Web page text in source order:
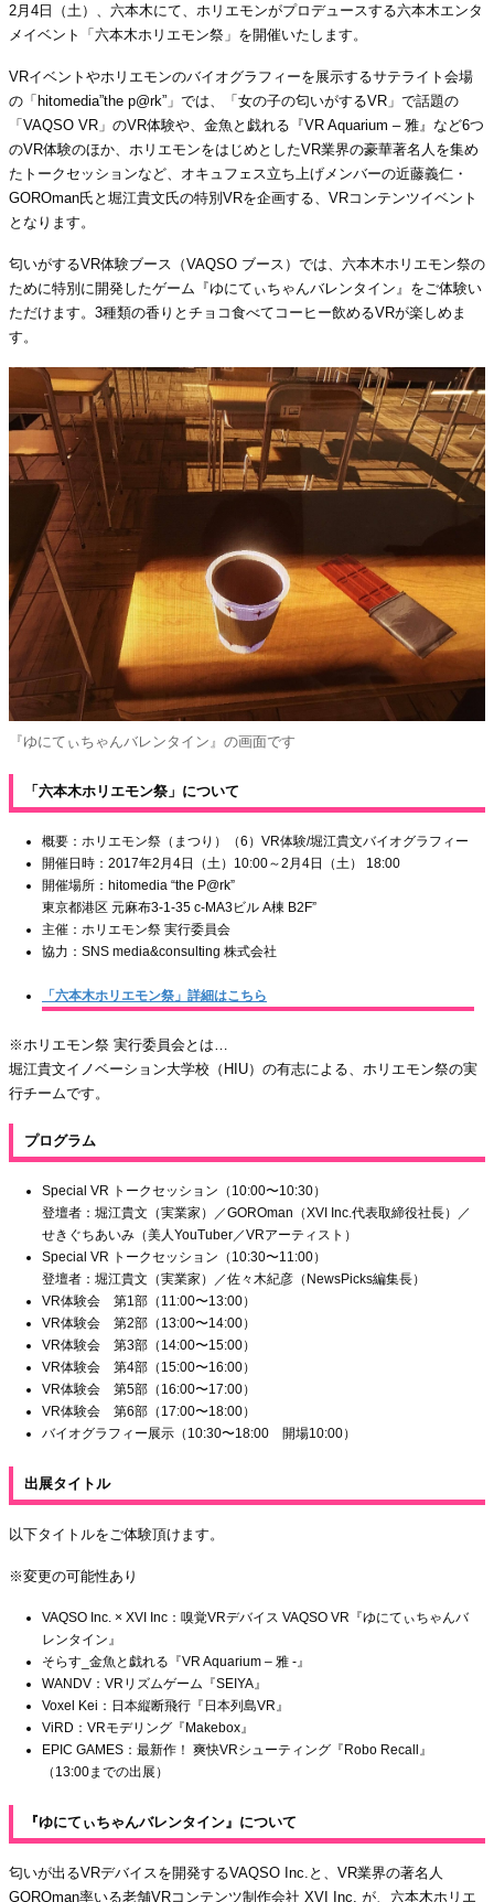
2月4日（土）、六本木にて、ホリエモンがプロデュースする六本木エンタ
メイベント「六本木ホリエモン祭」を開催いたします。
VRイベントやホリエモンのバイオグラフィーを展示するサテライト会場
の「hitomedia”the p@rk”」では、「女の子の匂いがするVR」で話題の
「VAQSO VR」のVR体験や、金魚と戯れる『VR Aquarium – 雅』など6つ
のVR体験のほか、ホリエモンをはじめとしたVR業界の豪華著名人を集め
たトークセッションなど、オキュフェス立ち上げメンバーの近藤義仁・
GOROman氏と堀江貴文氏の特別VRを企画する、VRコンテンツイベント
となります。
匂いがするVR体験ブース（VAQSO ブース）では、六本木ホリエモン祭の
ために特別に開発したゲーム『ゆにてぃちゃんバレンタイン』をご体験い
ただけます。3種類の香りとチョコ食べてコーヒー飲めるVRが楽しめま
す。
『ゆにてぃちゃんバレンタイン』の画面です
「六本木ホリエモン祭」について
概要：ホリエモン祭（まつり）（6）VR体験/堀江貴文バイオグラフィー
開催日時：2017年2月4日（土）10:00～2月4日（土） 18:00
開催場所：hitomedia “the P@rk”
東京都港区 元麻布3-1-35 c-MA3ビル A棟 B2F”
主催：ホリエモン祭 実行委員会
協力：SNS media&consulting 株式会社
「六本木ホリエモン祭」詳細はこちら
※ホリエモン祭 実行委員会とは…
堀江貴文イノベーション大学校（HIU）の有志による、ホリエモン祭の実
行チームです。
プログラム
Special VR トークセッション（10:00〜10:30）
登壇者：堀江貴文（実業家）／GOROman（XVI Inc.代表取締役社長）／
せきぐちあいみ（美人YouTuber／VRアーティスト）
Special VR トークセッション（10:30〜11:00）
登壇者：堀江貴文（実業家）／佐々木紀彦（NewsPicks編集長）
VR体験会 第1部（11:00〜13:00）
VR体験会 第2部（13:00〜14:00）
VR体験会 第3部（14:00〜15:00）
VR体験会 第4部（15:00〜16:00）
VR体験会 第5部（16:00〜17:00）
VR体験会 第6部（17:00〜18:00）
バイオグラフィー展示（10:30〜18:00 開場10:00）
出展タイトル
以下タイトルをご体験頂けます。
※変更の可能性あり
VAQSO Inc. × XVI Inc：嗅覚VRデバイス VAQSO VR『ゆにてぃちゃんバ
レンタイン』
そらす_金魚と戯れる『VR Aquarium – 雅 -』
WANDV：VRリズムゲーム『SEIYA』
Voxel Kei：日本縦断飛行『日本列島VR』
ViRD：VRモデリング『Makebox』
EPIC GAMES：最新作！ 爽快VRシューティング『Robo Recall』
（13:00までの出展）
『ゆにてぃちゃんバレンタイン』について
匂いが出るVRデバイスを開発するVAQSO Inc.と、VR業界の著名人
GOROman率いる老舗VRコンテンツ制作会社 XVI Inc. が、六本木ホリエ